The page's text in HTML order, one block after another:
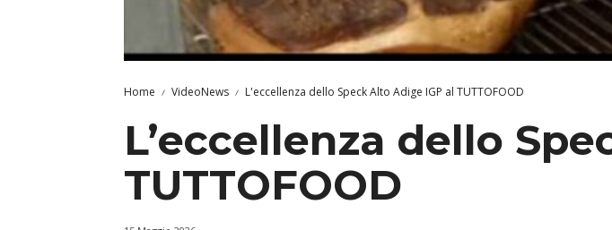
Home VideoNews L'eccellenza dello Speck Alto Adige IGP al TUTTOFOOD
L’eccellenza dello
TUTTOFOOD